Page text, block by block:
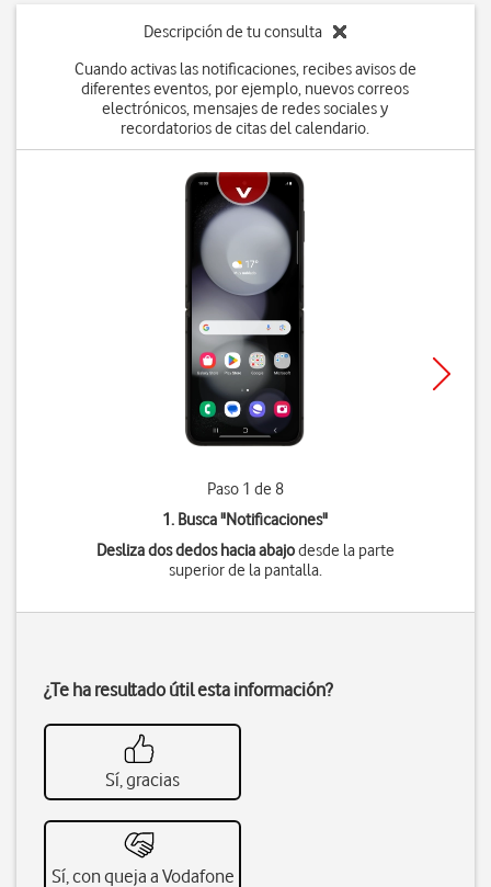
Descripción de tu consulta
Cuando activas las notificaciones, recibes avisos de
diferentes eventos, por ejemplo, nuevos correos
electrónicos, mensajes de redes sociales y
recordatorios de citas del calendario.
Paso 1 de 8
1. Busca "Notificaciones"
Desliza dos dedos hacia abajodesde la parte
superior de la pantalla.
¿Te ha resultado útil esta información?
Sí, gracias
Sí, con queja a Vodafone